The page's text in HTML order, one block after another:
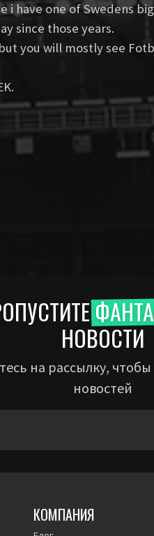
i have one of
since those years.
you will mostly see
НОВОСТИ
на рассылку,
новостей
КОМПАНИЯ